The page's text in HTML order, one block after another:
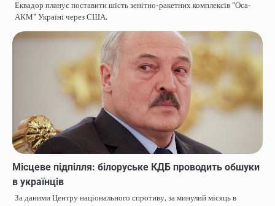
Еквадор планує поставити шість зенітно-ракетних комплексів "Оса-
АКМ" Україні через США.
Місцеве підпілля: білоруське КДБ проводить обшуки
в українців
За даними Центру національного спротиву, за минулий місяць в